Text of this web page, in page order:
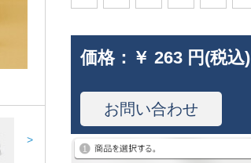
>
価格： ￥ 263 円(税込)
お問い合わせ